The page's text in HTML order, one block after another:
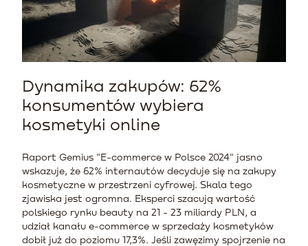
Dynamika zakupów: 62%
konsumentów wybiera
kosmetyki online
Raport Gemius "E-commerce w Polsce 2024" jasno
wskazuje, że 62% internautów decyduje się na zakupy
kosmetyczne w przestrzeni cyfrowej. Skala tego
zjawiska jest ogromna. Eksperci szacują wartość
polskiego rynku beauty na 21 - 23 miliardy PLN, a
udział kanału e-commerce w sprzedaży kosmetyków
dobił już do poziomu 17,3%. Jeśli zawęzimy spojrzenie na